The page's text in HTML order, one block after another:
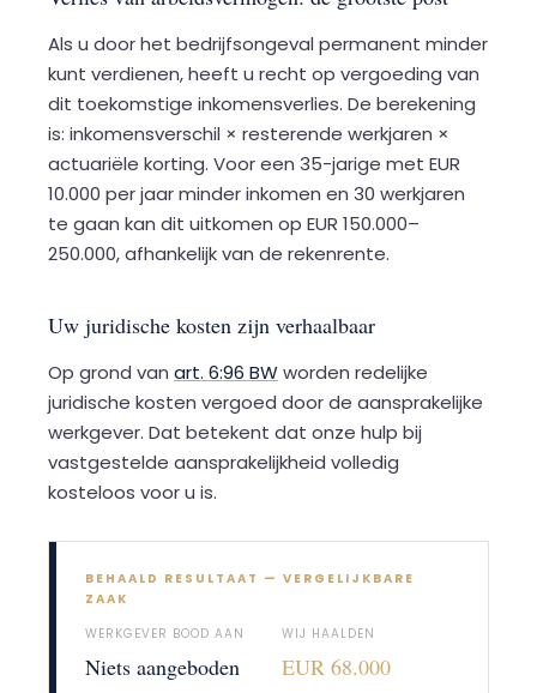
Als u door het bedrijfsongeval permanent minder
kunt verdienen, heeft u recht op vergoeding van
dit toekomstige inkomensverlies. De berekening
is: inkomensverschil × resterende werkjaren ×
actuariële korting. Voor een 35-jarige met EUR
10.000 per jaar minder inkomen en 30 werkjaren
te gaan kan dit uitkomen op EUR 150.000–
250.000, afhankelijk van de rekenrente.
Uw juridische kosten zijn verhaalbaar
Op grond van art. 6:96 BWworden redelijke
juridische kosten vergoed door de aansprakelijke
werkgever. Dat betekent dat onze hulp bij
vastgestelde aansprakelijkheid volledig
kosteloos voor u is.
BEHAALD RESULTAAT — VERGELIJKBARE
ZAAK
WERKGEVER BOOD AAN
Niets aangeboden
WIJ HAALDEN
EUR 68.000